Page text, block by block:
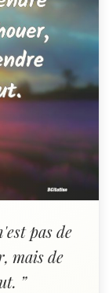
pas de
mais de
”